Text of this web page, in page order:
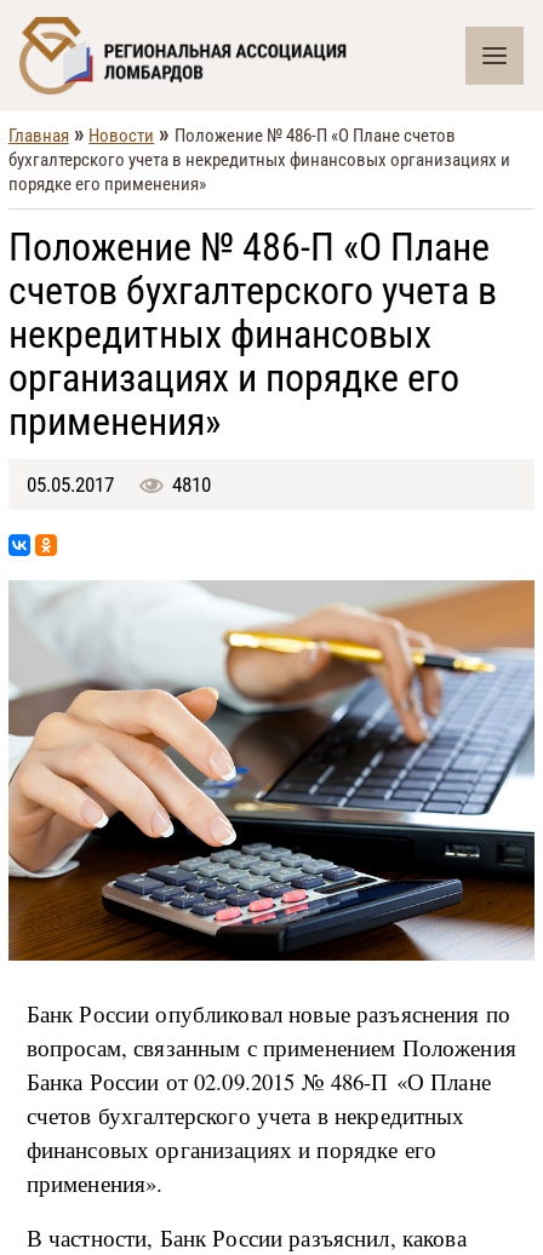
Главная » Новости » Положение № 486-П «О Плане счетов
бухгалтерского учета в некредитных финансовых организациях и
порядке его применения»
Положение № 486-П «О Плане
счетов бухгалтерского учета в
некредитных финансовых
организациях и порядке его
применения»
05.05.2017 4810
Банк России опубликовал новые разъяснения по
вопросам, связанным с применением Положения
Банка России от 02.09.2015 № 486-П «О Плане
счетов бухгалтерского учета в некредитных
финансовых организациях и порядке его
применения».
В частности, Банк России разъяснил, какова